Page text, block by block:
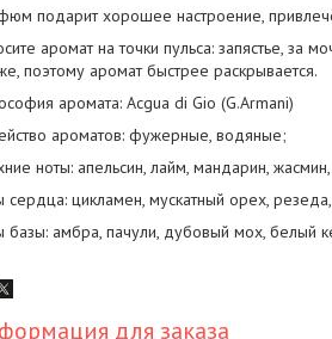
подарит хорошее настроение,
аромат на точки пульса: запястье,
поэтому аромат быстрее раскрывается.
аромата: Acgua di Gio (G.Armani)
ароматов: фужерные, водяные;
ноты: апельсин, лайм, мандарин,
сердца: цикламен, мускатный орех,
базы: амбра, пачули, дубовый мох, белый
для заказа